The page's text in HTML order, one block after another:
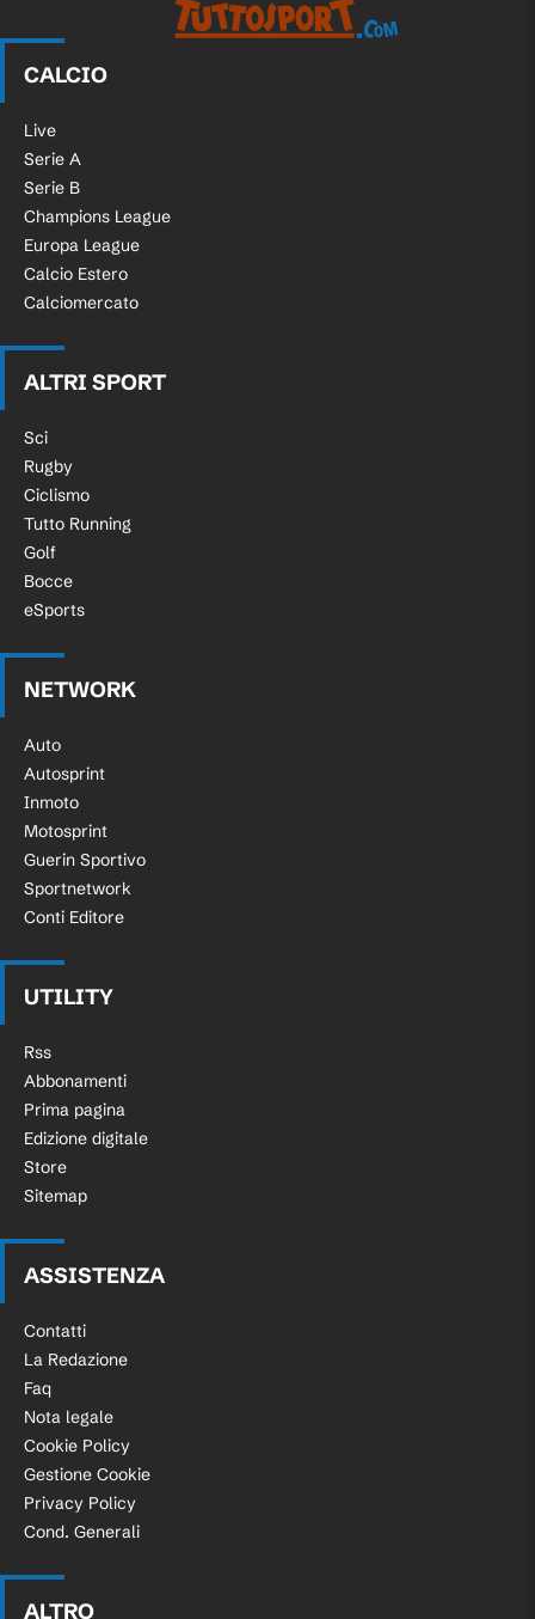
CALCIO
Live
Serie A
Serie B
Champions League
Europa League
Calcio Estero
Calciomercato
ALTRI SPORT
Sci
Rugby
Ciclismo
Tutto Running
Golf
Bocce
eSports
NETWORK
Auto
Autosprint
Inmoto
Motosprint
Guerin Sportivo
Sportnetwork
Conti Editore
UTILITY
Rss
Abbonamenti
Prima pagina
Edizione digitale
Store
Sitemap
ASSISTENZA
Contatti
La Redazione
Faq
Nota legale
Cookie Policy
Gestione Cookie
Privacy Policy
Cond. Generali
ALTRO